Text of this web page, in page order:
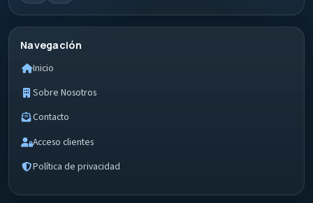
Navegación
Inicio
Sobre Nosotros
Contacto
Acceso clientes
Política de privacidad